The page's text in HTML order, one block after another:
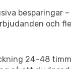
besparingar
och
24–48